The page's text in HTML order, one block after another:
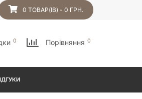
0 ТОВАР(ІВ) - 0 ГРН.
0 Порівняння 0